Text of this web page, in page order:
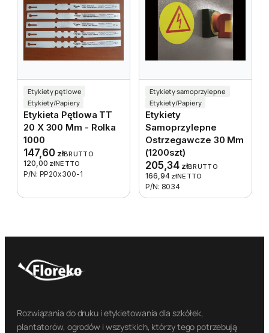
Etykiety pętlowe
Etykiety/Papiery
Etykieta Pętlowa TT
20 X 300 Mm - Rolka
1000
147,60 złBRUTTO
120,00 złNETTO
P/N: PP20x300-1
Etykiety samoprzylepne
Etykiety/Papiery
Etykiety
Samoprzylepne
Ostrzegawcze 30 Mm
(1200szt)
205,34 złBRUTTO
166,94 złNETTO
P/N: 8034
Rozwiązania do druku i etykietowania dla szkółek,
plantatorów, ogrodów i wszystkich, którzy tego potrzebują